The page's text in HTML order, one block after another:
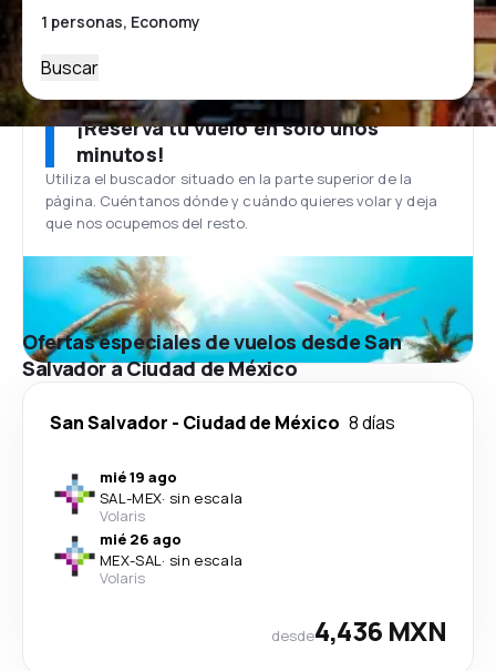
Buscar
¡Reserva tu vuelo en solo unos
minutos!
Utiliza el buscador situado en la parte superior de la
página. Cuéntanos dónde y cuándo quieres volar y deja
que nos ocupemos del resto.
Ofertas especiales de vuelos desde San
Salvador a Ciudad de México
San Salvador - Ciudad de México 8 días
mié 19 ago
SAL-MEX· sin escala
Volaris
mié 26 ago
MEX-SAL· sin escala
Volaris
desde4,436 MXN